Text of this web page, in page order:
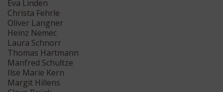
Eva Linden
Christa Fehrle
Oliver Langner
Heinz Nemec
Laura Schnorr
Thomas Hartmann
Manfred Schultze
Ilse Marie Kern
Margit Hillens